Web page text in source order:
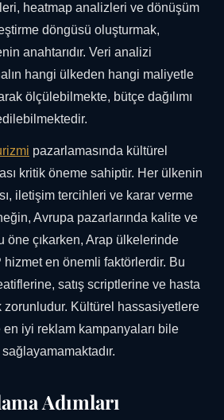
heatmap analizleri ve dönüşüm
döngüsü oluşturmak,
anahtarıdır. Veri analizi
hangi ülkeden hangi maliyetle
ölçülebilmekte, bütçe dağılımı
pazarlamasında kültürel
kritik öneme sahiptir. Her ülkenin
iletişim tercihleri ve karar verme
Avrupa pazarlarında kalite ve
öne çıkarken, Arap ülkelerinde
en önemli faktörlerdir. Bu
satış scriptlerine ve hasta
zorunludur. Kültürel hassasiyetlere
iyi reklam kampanyaları bile
Adımları